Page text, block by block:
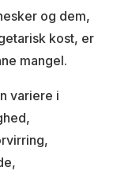
og dem,
kost, er
mangel.
variere i